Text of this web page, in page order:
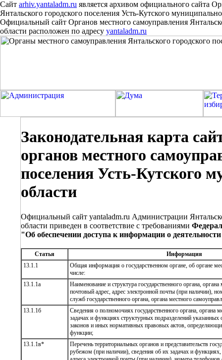
Сайт arhiv.yantaladm.ru является архивом официального сайта
Янтальского городского поселения Усть-Кутского
Официальный сайт Органов местного самоуправления
области расположен по адресу yantaladm.ru
Законодательная карта
органов местного
поселения Усть-Кутского
области
Официальный сайт yantaladm.ru Администрации
области приведен в соответствие с требованиями
"Об обеспечении доступа к информации о
Статья
Информация
13.1.1
Общая информация о государственном органе, об органе
числе:
13.1.1а
Наименование и структура государственного органа,
почтовый адрес, адрес электронной почты (при наличии),
служб государственного органа, органа местного
13.1.1б
Сведения о полномочиях государственного органа, органа
задачах и функциях структурных подразделений указанных
законов и иных нормативных правовых актов,
функции;
13.1.1в*
Перечень территориальных органов и представительств
рубежом (при наличии), сведения об их задачах и функциях,